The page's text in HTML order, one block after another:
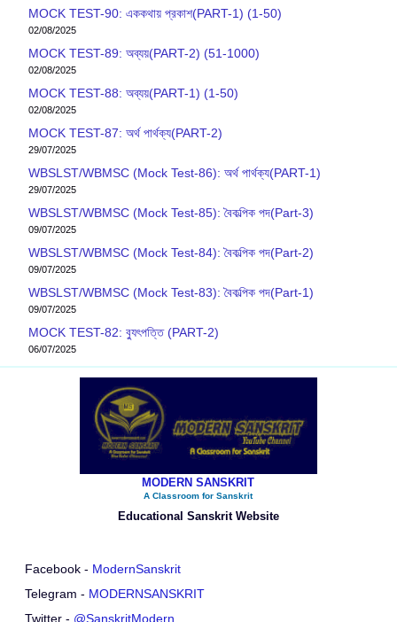
MOCK TEST-90: এককথায় প্রকাশ(PART-1) (1-50)
02/08/2025
MOCK TEST-89: অব্যয়(PART-2) (51-1000)
02/08/2025
MOCK TEST-88: অব্যয়(PART-1) (1-50)
02/08/2025
MOCK TEST-87: অর্থ পার্থক্য(PART-2)
29/07/2025
WBSLST/WBMSC (Mock Test-86): অর্থ পার্থক্য(PART-1)
29/07/2025
WBSLST/WBMSC (Mock Test-85): বৈকল্পিক পদ(Part-3)
09/07/2025
WBSLST/WBMSC (Mock Test-84): বৈকল্পিক পদ(Part-2)
09/07/2025
WBSLST/WBMSC (Mock Test-83): বৈকল্পিক পদ(Part-1)
09/07/2025
MOCK TEST-82: ব‍্যুৎপত্তি (PART-2)
06/07/2025
MODERN SANSKRIT
A Classroom for Sanskrit
Educational Sanskrit Website
Facebook - ModernSanskrit
Telegram - MODERNSANSKRIT
Twitter - @SanskritModern